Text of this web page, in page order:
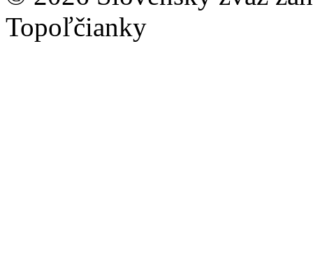
Topoľčianky